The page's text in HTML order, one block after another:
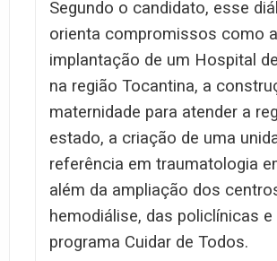
Segundo o candidato, esse
orienta compromissos como a
implantação de um Hospital
na região Tocantina, a
maternidade para atender a
estado, a criação de uma
referência em traumatologia
além da ampliação dos
hemodiálise, das policlínicas e
programa Cuidar de Todos.